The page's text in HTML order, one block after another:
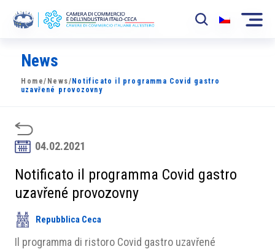
La Camera
News
Sviluppo Mercato
Soci
Partner
Progetti
News
Home/ News/ Notificato il programma Covid gastro
uzavřené provozovny
04.02.2021
Notificato il programma Covid gastro
uzavřené provozovny
Repubblica Ceca
Il programma di ristoro Covid gastro uzavřené